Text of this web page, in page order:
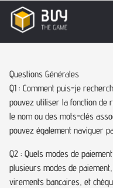
Questions Générales
Q1 : Comment puis-je
pouvez utiliser la fonction de
le nom ou des mots-clés
pouvez également naviguer
Q2 : Quels modes de
plusieurs modes de
virements bancaires, et